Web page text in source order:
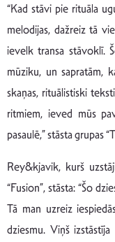
“Kad stāvi pie rituāla
melodijas, dažreiz tā
ievelk transa stāvoklī.
mūziku, un sapratām,
skaņas, rituālistiski
ritmiem, ieved mūs
pasaulē,” stāsta grupas
Rey&kjavik, kurš
“Fusion”, stāsta: “Šo
Tā man uzreiz
dziesmu. Viņš